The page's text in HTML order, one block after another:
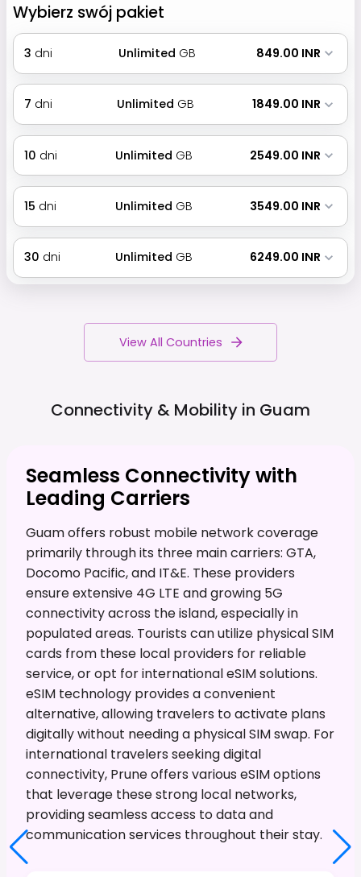
Wybierz swój pakiet
3 dni Unlimited GB ₹ 849.00 INR
7 dni Unlimited GB ₹ 1849.00 INR
10 dni Unlimited GB ₹ 2549.00 INR
15 dni Unlimited GB ₹ 3549.00 INR
30 dni Unlimited GB ₹ 6249.00 INR
View All Countries
Connectivity & Mobility in Guam
Seamless Connectivity with
Leading Carriers
Guam offers robust mobile network coverage
primarily through its three main carriers: GTA,
Docomo Pacific, and IT&E. These providers
ensure extensive 4G LTE and growing 5G
connectivity across the island, especially in
populated areas. Tourists can utilize physical SIM
cards from these local providers for reliable
service, or opt for international eSIM solutions.
eSIM technology provides a convenient
alternative, allowing travelers to activate plans
digitally without needing a physical SIM swap. For
international travelers seeking digital
connectivity, Prune offers various eSIM options
that leverage these strong local networks,
providing seamless access to data and
communication services throughout their stay.